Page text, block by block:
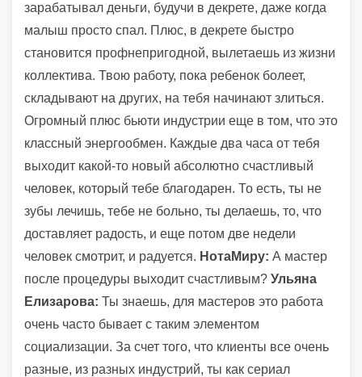
зарабатывал деньги, будучи в декрете, даже когда
малыш просто спал. Плюс, в декрете быстро
становится профнепригодной, вылетаешь из жизни
коллектива. Твою работу, пока ребенок болеет,
складывают на других, на тебя начинают злиться.
Огромный плюс бьюти индустрии еще в том, что это
классный энергообмен. Каждые два часа от тебя
выходит какой-то новый абсолютно счастливый
человек, который тебе благодарен. То есть, ты не
зубы лечишь, тебе не больно, ты делаешь, то, что
доставляет радость, и еще потом две недели
человек смотрит, и радуется. НотаМиру: А мастер
после процедуры выходит счастливым? Ульяна
Елизарова: Ты знаешь, для мастеров это работа
очень часто бывает с таким элементом
социализации. За счет того, что клиенты все очень
разные, из разных индустрий, ты как сериал